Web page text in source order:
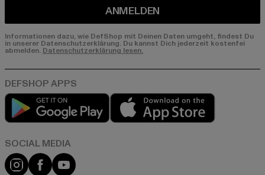
ANMELDEN
Informationen dazu, wie DefShop mit Deinen Daten umgeht, findest Du
in unserer Datenschutzerklärung. Du kannst Dich jederzeit kostenfei
abmelden. Datenschutzerklärung lesen.
Play market
Instagram
FacebookYouTube